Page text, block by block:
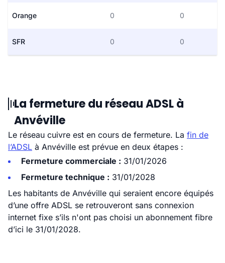
Orange 0 0
SFR 0 0
La fermeture du réseau ADSL à
Anvéville
Le réseau cuivre est en cours de fermeture. La fin de
l’ADSL à Anvéville est prévue en deux étapes :
Fermeture commerciale : 31/01/2026
Fermeture technique : 31/01/2028
Les habitants de Anvéville qui seraient encore équipés
d’une offre ADSL se retrouveront sans connexion
internet fixe s’ils n'ont pas choisi un abonnement fibre
d’ici le 31/01/2028.